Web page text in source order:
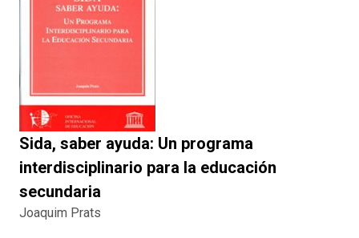
Sida, saber ayuda: Un programa
interdisciplinario para la educación
secundaria
Joaquim Prats